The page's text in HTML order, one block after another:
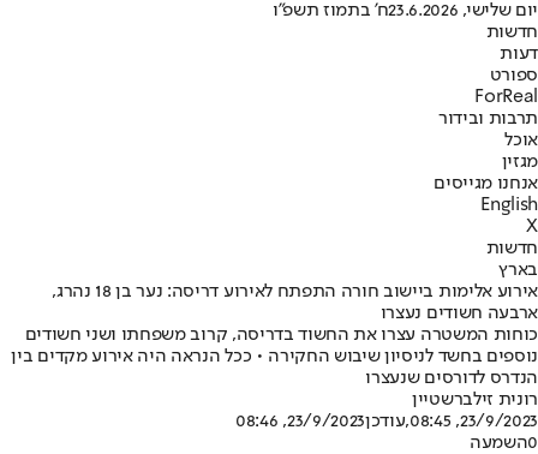
יום שלישי, 23.6.2026
ח' בתמוז תשפ"ו
חדשות
דעות
ספורט
ForReal
תרבות ובידור
אוכל
מגזין
אנחנו מגייסים
English
X
חדשות
בארץ
אירוע אלימות ביישוב חורה התפתח לאירוע דריסה: נער בן 18 נהרג,
ארבעה חשודים נעצרו
כוחות המשטרה עצרו את החשוד בדריסה, קרוב משפחתו ושני חשודים
נוספים בחשד לניסיון שיבוש החקירה • ככל הנראה היה אירוע מקדים בין
הנדרס לדורסים שנעצרו
רונית זילברשטיין
23/9/2023, 08:45
,עודכן23/9/2023, 08:46
0השמעה